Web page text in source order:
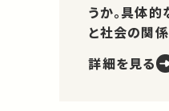
うか。具体
と社会の関係
詳細を見る